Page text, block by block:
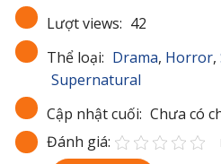
Lượt views: 42
Thể loại: Drama, Horror,
Supernatural
Cập nhật cuối: Chưa có
Đánh giá: